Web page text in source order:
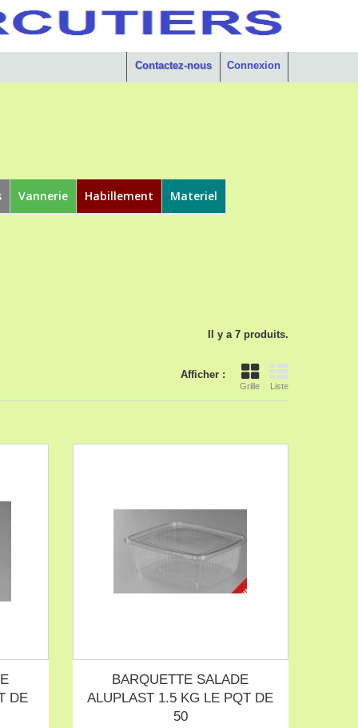
Connexion
Contactez-nous
Vannerie Habillement Materiel
Il y a 7 produits.
Afficher :
Grille Liste
DE
BARQUETTE SALADE
ALUPLAST 1.5 KG LE PQT DE
50